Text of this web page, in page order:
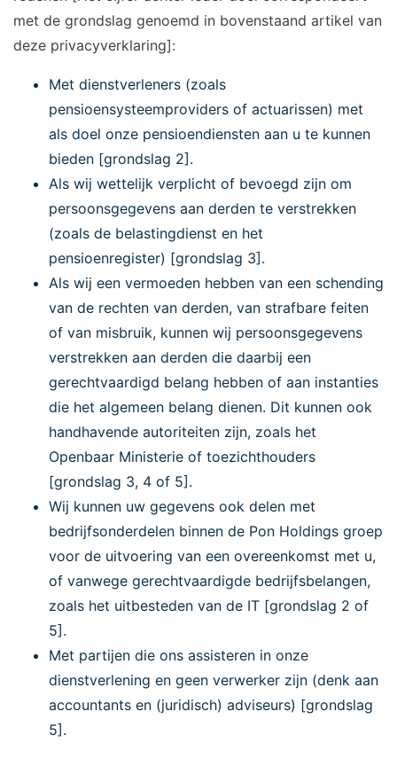
met de grondslag genoemd in bovenstaand artikel van
deze privacyverklaring]:
Met dienstverleners (zoals
pensioensysteemproviders of actuarissen) met
als doel onze pensioendiensten aan u te kunnen
bieden [grondslag 2].
Als wij wettelijk verplicht of bevoegd zijn om
persoonsgegevens aan derden te verstrekken
(zoals de belastingdienst en het
pensioenregister) [grondslag 3].
Als wij een vermoeden hebben van een schending
van de rechten van derden, van strafbare feiten
of van misbruik, kunnen wij persoonsgegevens
verstrekken aan derden die daarbij een
gerechtvaardigd belang hebben of aan instanties
die het algemeen belang dienen. Dit kunnen ook
handhavende autoriteiten zijn, zoals het
Openbaar Ministerie of toezichthouders
[grondslag 3, 4 of 5].
Wij kunnen uw gegevens ook delen met
bedrijfsonderdelen binnen de Pon Holdings groep
voor de uitvoering van een overeenkomst met u,
of vanwege gerechtvaardigde bedrijfsbelangen,
zoals het uitbesteden van de IT [grondslag 2 of
5].
Met partijen die ons assisteren in onze
dienstverlening en geen verwerker zijn (denk aan
accountants en (juridisch) adviseurs) [grondslag
5].